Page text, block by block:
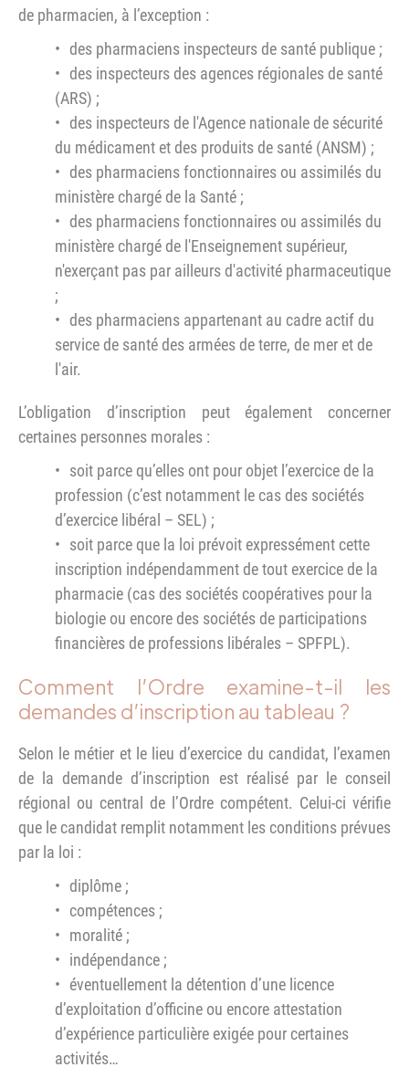
de pharmacien, à l’exception :
des pharmaciens inspecteurs de santé publique ;
des inspecteurs des agences régionales de santé
(ARS) ;
des inspecteurs de l'Agence nationale de sécurité
du médicament et des produits de santé (ANSM) ;
des pharmaciens fonctionnaires ou assimilés du
ministère chargé de la Santé ;
des pharmaciens fonctionnaires ou assimilés du
ministère chargé de l'Enseignement supérieur,
n'exerçant pas par ailleurs d'activité pharmaceutique
;
des pharmaciens appartenant au cadre actif du
service de santé des armées de terre, de mer et de
l'air.
L’obligation d’inscription peut également concerner
certaines personnes morales :
soit parce qu’elles ont pour objet l’exercice de la
profession (c’est notamment le cas des sociétés
d’exercice libéral – SEL) ;
soit parce que la loi prévoit expressément cette
inscription indépendamment de tout exercice de la
pharmacie (cas des sociétés coopératives pour la
biologie ou encore des sociétés de participations
financières de professions libérales – SPFPL).
Comment l’Ordre examine-t-il les
demandes d’inscription au tableau ?
Selon le métier et le lieu d’exercice du candidat, l’examen
de la demande d’inscription est réalisé par le conseil
régional ou central de l’Ordre compétent. Celui-ci vérifie
que le candidat remplit notamment les conditions prévues
par la loi :
diplôme ;
compétences ;
moralité ;
indépendance ;
éventuellement la détention d’une licence
d’exploitation d’officine ou encore attestation
d’expérience particulière exigée pour certaines
activités…